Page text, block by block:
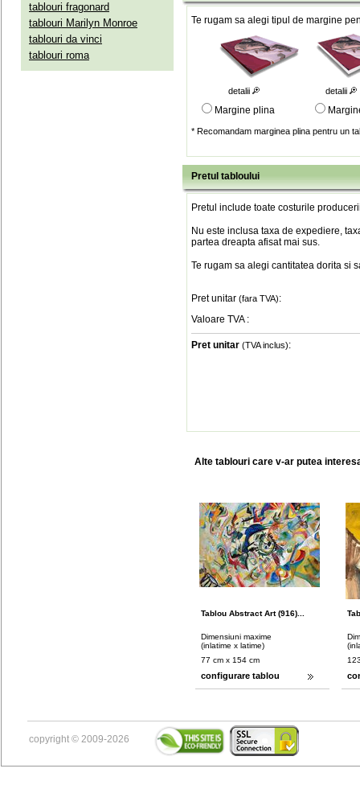
tablouri fragonard
tablouri Marilyn Monroe
tablouri da vinci
tablouri roma
Te rugam sa alegi tipul de margine
detalii detalii
Margine plina
* Recomandam marginea plina pentru un
Pretul tabloului
Pretul include toate costurile
Nu este inclusa taxa de expediere,
partea dreapta afisat mai sus.
Te rugam sa alegi cantitatea dorita si
Pret unitar (fara TVA):
Valoare TVA :
Pret unitar (TVA inclus):
Alte tablouri care v-ar putea
Tablou Abstract Art (916)...
Dimensiuni maxime
(inlatime x latime)
77 cm x 154 cm
configurare tablou
copyright © 2009-2026